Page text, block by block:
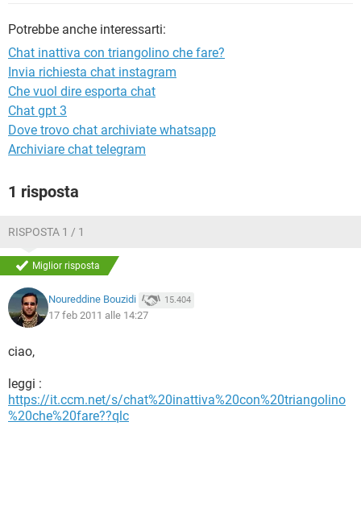
Potrebbe anche interessarti:
Chat inattiva con triangolino che fare?
Invia richiesta chat instagram
Che vuol dire esporta chat
Chat gpt 3
Dove trovo chat archiviate whatsapp
Archiviare chat telegram
1 risposta
RISPOSTA 1 / 1
Miglior risposta
Noureddine Bouzidi 15.404
17 feb 2011 alle 14:27
ciao,
leggi :
https://it.ccm.net/s/chat%20inattiva%20con%20triangolino
%20che%20fare??qlc